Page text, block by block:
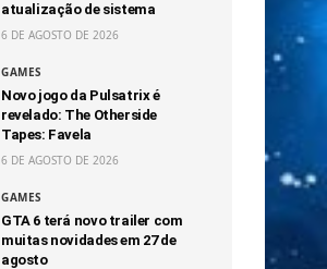
atualização de sistema
6 DE AGOSTO DE 2026
GAMES
Novo jogo da Pulsatrix é
revelado: The Otherside
Tapes: Favela
6 DE AGOSTO DE 2026
GAMES
GTA 6 terá novo trailer com
muitas novidades em 27 de
agosto